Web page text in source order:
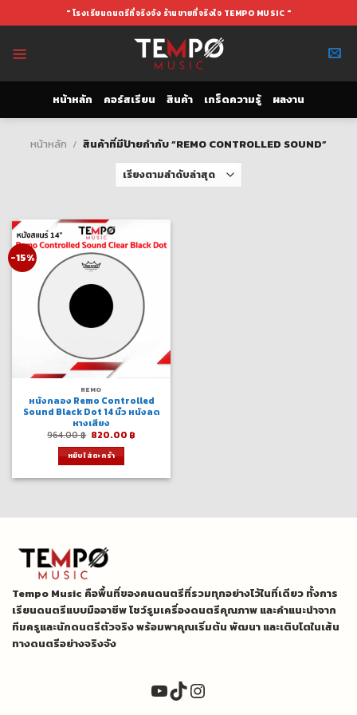
to
" โรงเรียนดนตรีที่จริงจัง ร้านขายที่จริงใจ TEMPO MUSIC "
หน้าหลัก คอร์สเรียน สินค้า เกร็ดความรู้ ผลงาน
หน้าหลัก / สินค้าที่มีป้ายกำกับ “REMO CONTROLLED SOUND”
-15%
REMO
หนังกลอง Remo Controlled
Sound Black Dot 14 นิ้ว หนังลด
หางเสียง
964.00฿ Original
was:
964.00 ฿.
820.00 ฿Current
หยิบใส่ตะกร้า
Tempo Music คือพื้นที่ของคนดนตรีที่รวมทุกอย่างไว้ในที่เดียว ทั้งการ
เรียนดนตรีแบบมืออาชีพ โชว์รูมเครื่องดนตรีคุณภาพ และคำแนะนำจาก
ทีมครูและนักดนตรีตัวจริง พร้อมพาคุณเริ่มต้น พัฒนา และเติบโตในเส้น
ทางดนตรีอย่างจริงจัง
YouTube
TikTok
Instagram